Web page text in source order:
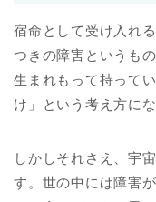
宿命として受け入れ
つきの障害というも
生まれもって持って
け」という考え方に
しかしそれさえ、宇
す。世の中には障害